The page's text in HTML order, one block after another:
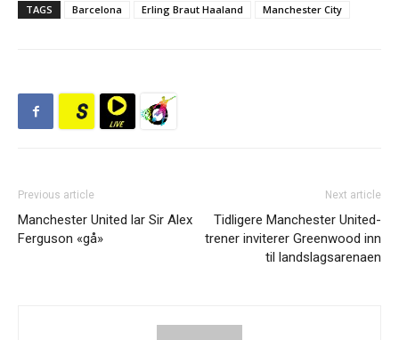
TAGS Barcelona Erling Braut Haaland Manchester City
Previous article
Manchester United lar Sir Alex
Ferguson «gå»
Next article
Tidligere Manchester United-
trener inviterer Greenwood inn
til landslagsarenaen